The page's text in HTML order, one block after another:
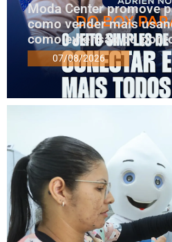
Moda Center promove
como vender mais
como extensão do
07/08/2026